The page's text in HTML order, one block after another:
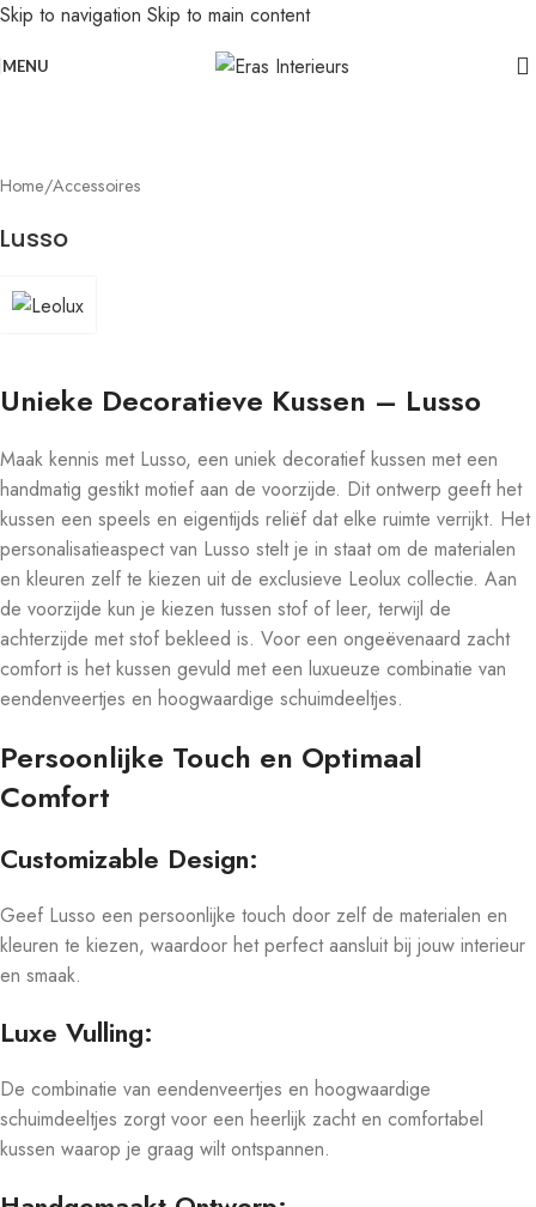
Skip to navigation Skip to main content
MENU
Home/Accessoires
Lusso
Unieke Decoratieve Kussen – Lusso
Maak kennis met Lusso, een uniek decoratief kussen met een
handmatig gestikt motief aan de voorzijde. Dit ontwerp geeft het
kussen een speels en eigentijds reliëf dat elke ruimte verrijkt. Het
personalisatieaspect van Lusso stelt je in staat om de materialen
en kleuren zelf te kiezen uit de exclusieve Leolux collectie. Aan
de voorzijde kun je kiezen tussen stof of leer, terwijl de
achterzijde met stof bekleed is. Voor een ongeëvenaard zacht
comfort is het kussen gevuld met een luxueuze combinatie van
eendenveertjes en hoogwaardige schuimdeeltjes.
Persoonlijke Touch en Optimaal
Comfort
Customizable Design:
Geef Lusso een persoonlijke touch door zelf de materialen en
kleuren te kiezen, waardoor het perfect aansluit bij jouw interieur
en smaak.
Luxe Vulling:
De combinatie van eendenveertjes en hoogwaardige
schuimdeeltjes zorgt voor een heerlijk zacht en comfortabel
kussen waarop je graag wilt ontspannen.